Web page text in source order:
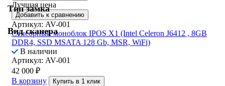
Тип замка
Вид сканера
Лучшая цена
Добавить к сравнению
Артикул: AV-001
Сенсорный моноблок IPOS X1 (Intel Celeron J6412 , 8GB
DDR4, SSD MSATA 128 Gb, MSR, WiFi)
В наличии
Артикул: AV-001
42 000 ₽
В корзину
Купить в 1 клик